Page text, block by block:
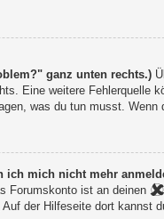
ganz unten rechts.)
Eine weitere Fehlerquelle
was du tun musst.
ich mich nicht mehr
Forumskonto ist an deinen
Auf der Hilfeseite dort kannst